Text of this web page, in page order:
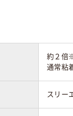
強粘着
スタンダード
約２倍
通常粘
スリー